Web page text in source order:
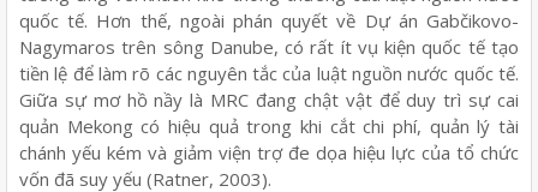
quốc tế. Hơn thế, ngoài phán quyết về Dự án Gabčikovo-
Nagymaros trên sông Danube, có rất ít vụ kiện quốc tế tạo
tiền lệ để làm rõ các nguyên tắc của luật nguồn nước quốc tế.
Giữa sự mơ hồ nầy là MRC đang chật vật để duy trì sự cai
quản Mekong có hiệu quả trong khi cắt chi phí, quản lý tài
chánh yếu kém và giảm viện trợ đe dọa hiệu lực của tổ chức
vốn đã suy yếu (Ratner, 2003).